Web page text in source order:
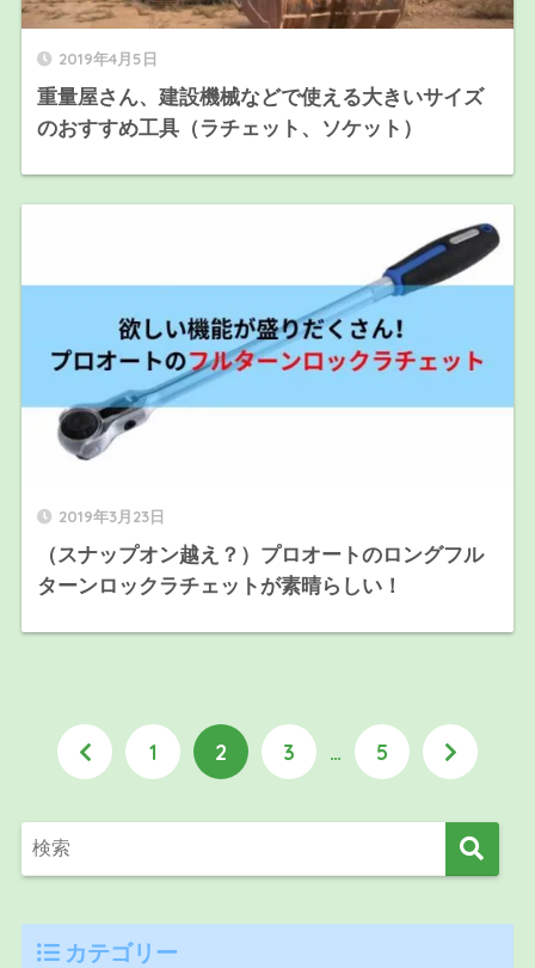
2019年4月5日
重量屋さん、建設機械などで使える大きいサイズ
のおすすめ工具（ラチェット、ソケット）
2019年3月23日
（スナップオン越え？）プロオートのロングフル
ターンロックラチェットが素晴らしい！
1 2 3 … 5
カテゴリー